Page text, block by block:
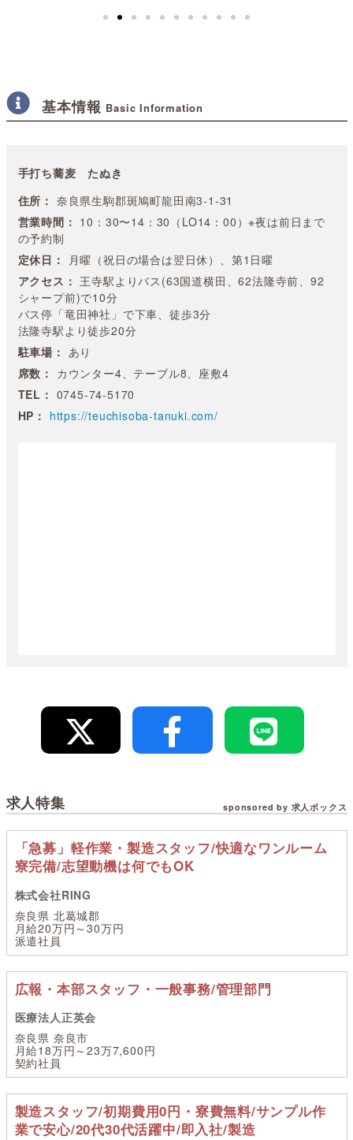
基本情報 Basic Information
手打ち蕎麦 たぬき
住所： 奈良県生駒郡斑鳩町龍田南3-1-31
営業時間： 10：30〜14：30（LO14：00）※夜は前日まで
の予約制
定休日：
月曜（祝日の場合は翌日休）、第1日曜
アクセス： 王寺駅よりバス(63国道横田、62法隆寺前、92
シャープ前)で10分
バス停「竜田神社」で下車、徒歩3分
法隆寺駅より徒歩20分
駐車場： あり
席数： カウンター4、テーブル8、座敷4
TEL： 0745-74-5170
HP： https://teuchisoba-tanuki.com/
求人特集 sponsored by 求人ボックス
「急募」軽作業・製造スタッフ/快適なワンルーム
寮完備/志望動機は何でもOK
株式会社RING
奈良県 北葛城郡
月給20万円～30万円
派遣社員
広報・本部スタッフ・一般事務/管理部門
医療法人正英会
奈良県 奈良市
月給18万円～23万7,600円
契約社員
製造スタッフ/初期費用0円・寮費無料/サンプル作
業で安心/20代30代活躍中/即入社/製造